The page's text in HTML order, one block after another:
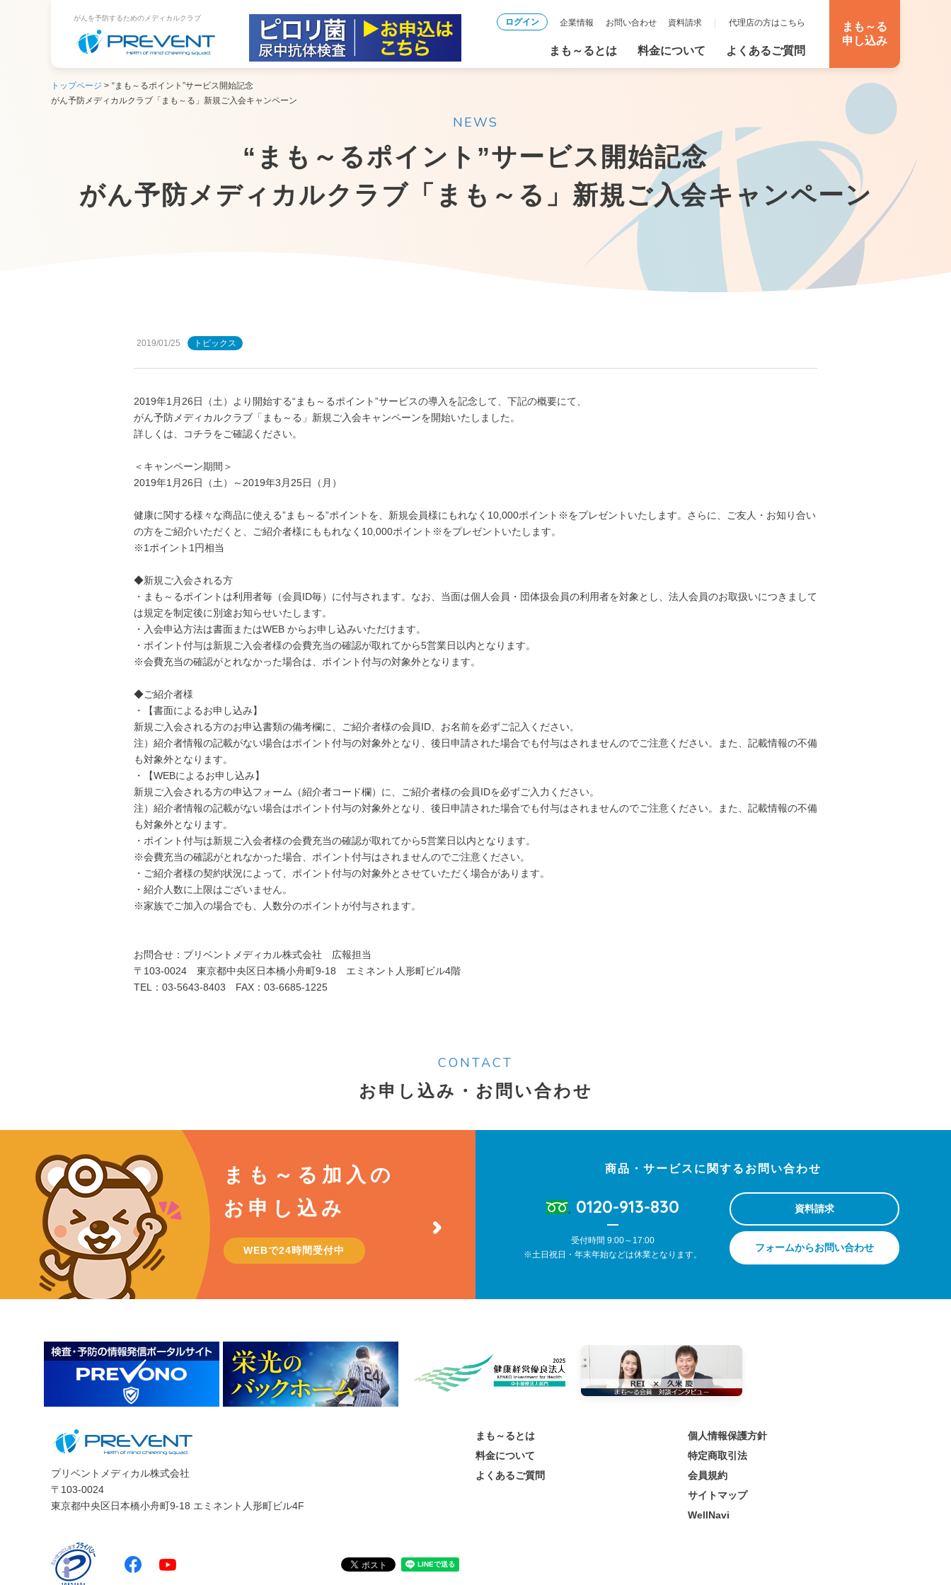
がんを予防するためのメディカルクラブ ログイン 企業情報 お問い合わせ 資料請求 代理店の方はこちら
まも～るとは 料金について よくあるご質問
まも～る
申し込み
トップページ > “まも～るポイント”サービス開始記念
がん予防メディカルクラブ「まも～る」新規ご入会キャンペーン
NEWS
“まも～るポイント”サービス開始記念
がん予防メディカルクラブ「まも～る」新規ご入会キャンペーン
2019/01/25 トピックス
2019年1月26日（土）より開始する“まも～るポイント”サービスの導入を記念して、下記の概要にて、
がん予防メディカルクラブ「まも～る」新規ご入会キャンペーンを開始いたしました。
詳しくは、
コチラをご確認ください。
＜キャンペーン期間＞
2019年1月26日（土）～2019年3月25日（月）
健康に関する様々な商品に使える”まも～る”ポイントを、新規会員様にもれなく10,000ポイント※をプレゼントいたします。さらに、ご友人・お知り合い
の方をご紹介いただくと、ご紹介者様にももれなく10,000ポイント※をプレゼントいたします。
※1ポイント1円相当
◆新規ご入会される方
・まも～るポイントは利用者毎（会員ID毎）に付与されます。なお、当面は個人会員・団体扱会員の利用者を対象とし、法人会員のお取扱いにつきまして
は規定を制定後に別途お知らせいたします。
・入会申込方法は書面またはWEB からお申し込みいただけます。
・ポイント付与は新規ご入会者様の会費充当の確認が取れてから5営業日以内となります。
※会費充当の確認がとれなかった場合は、ポイント付与の対象外となります。
◆ご紹介者様
・【書面によるお申し込み】
新規ご入会される方のお申込書類の備考欄に、ご紹介者様の会員ID、お名前を必ずご記入ください。
注）紹介者情報の記載がない場合はポイント付与の対象外となり、後日申請された場合でも付与はされませんのでご注意ください。また、記載情報の不備
も対象外となります。
・【WEBによるお申し込み】
新規ご入会される方の申込フォーム（紹介者コード欄）に、ご紹介者様の会員IDを必ずご入力ください。
注）紹介者情報の記載がない場合はポイント付与の対象外となり、後日申請された場合でも付与はされませんのでご注意ください。また、記載情報の不備
も対象外となります。
・ポイント付与は新規ご入会者様の会費充当の確認が取れてから5営業日以内となります。
※会費充当の確認がとれなかった場合、ポイント付与はされませんのでご注意ください。
・ご紹介者様の契約状況によって、ポイント付与の対象外とさせていただく場合があります。
・紹介人数に上限はございません。
※家族でご加入の場合でも、人数分のポイントが付与されます。
お問合せ：プリベントメディカル株式会社 広報担当
〒103-0024 東京都中央区日本橋小舟町9-18 エミネント人形町ビル4階
TEL：03-5643-8403 FAX：03-6685-1225
CONTACT
お申し込み・お問い合わせ
まも～る 加入の
お申し込み
WEBで24時間受付中
商品・サービスに関するお問い合わせ
0120-913-830
受付時間 9:00～17:00
※土日祝日・年末年始などは休業となります。
資料請求
フォームからお問い合わせ
プリベントメディカル株式会社
〒103-0024
東京都中央区日本橋小舟町9-18 エミネント人形町ビル4F
まも～るとは
料金について
よくあるご質問
個人情報保護方針
特定商取引法
会員規約
サイトマップ
WellNavi